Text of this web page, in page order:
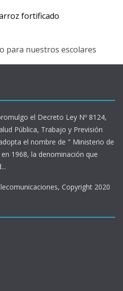
fortificado
para nuestros escolares
el Decreto Ley Nº 8124,
Pública, Trabajo y Previsión
el nombre de " Ministerio de
1968, la denominación que
Copyright 2020